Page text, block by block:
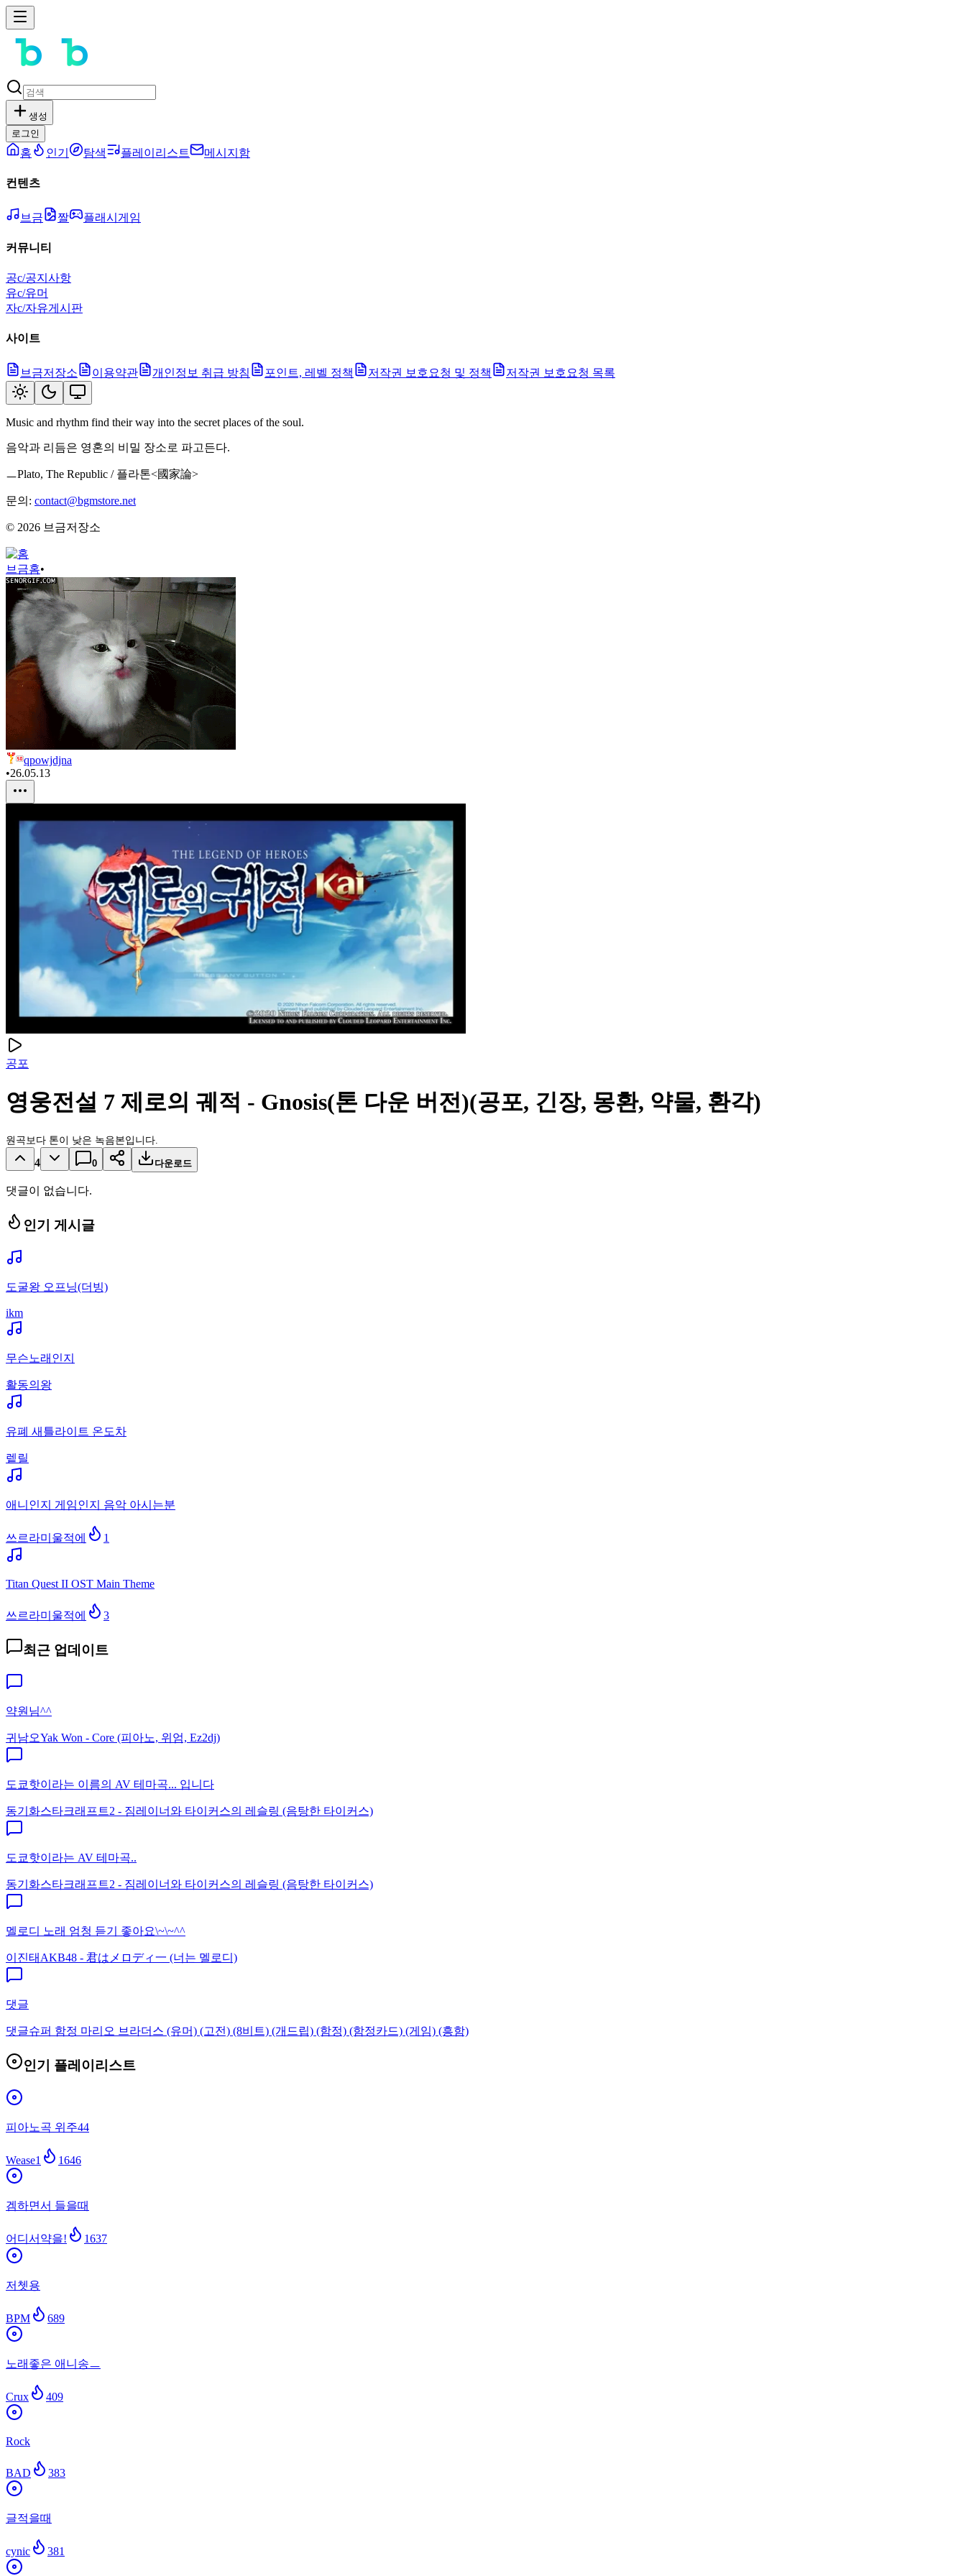
생성
로그인
홈 인기 탐색 플레이리스트 메시지함
컨텐츠
브금 짤 플래시게임
커뮤니티
공c/공지사항
유c/유머
자c/자유게시판
사이트
브금저장소 이용약관 개인정보 취급 방침 포인트, 레벨 정책 저작권 보호요청 및 정책 저작권 보호요청 목록
Music and rhythm find their way into the secret places of the soul.
음악과 리듬은 영혼의 비밀 장소로 파고든다.
ㅡPlato, The Republic / 플라톤<國家論>
문의: contact@bgmstore.net
© 2026 브금저장소
브금홈•
qpowjdjna
•26.05.13
공포
영웅전설 7 제로의 궤적 - Gnosis(톤 다운 버전)(공포, 긴장, 몽환, 약물, 환각)
원곡보다 톤이 낮은 녹음본입니다.
4 0 다운로드
댓글이 없습니다.
인기 게시글
도굴왕 오프닝(더빙)
ikm
무슨노래인지
활동의왕
유폐 새틀라이트 온도차
렡릴
애니인지 게임인지 음악 아시는분
쓰르라미울적에 1
Titan Quest II OST Main Theme
쓰르라미울적에 3
최근 업데이트
약원님^^
귀남오Yak Won - Core (피아노, 위엄, Ez2dj)
도쿄핫이라는 이름의 AV 테마곡... 입니다
동기화스타크래프트2 - 짐레이너와 타이커스의 레슬링 (음탕한 타이커스)
도쿄핫이라는 AV 테마곡..
동기화스타크래프트2 - 짐레이너와 타이커스의 레슬링 (음탕한 타이커스)
멜로디 노래 엄청 듣기 좋아요\~\~^^
이진태 AKB48 - 君はメロディ一 (너는 멜로디)
댓글
댓글슈퍼 함정 마리오 브라더스 (유머) (고전) (8비트) (개드립) (함정) (함정카드) (게임) (흥함)
인기 플레이리스트
피아노곡 위주44
Wease1 1646
겜하면서 들을때
어디서약을! 1637
저쳇용
BPM 689
노래좋은 애니송ㅡ
Crux 409
Rock
BAD 383
글적을때
cynic 381